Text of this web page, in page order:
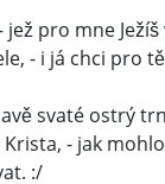
pro mne
- i já chci pro
svaté ostrý
- jak
:/